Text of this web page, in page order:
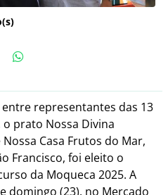
representantes das 13
prato Nossa Divina
Casa Frutos do Mar,
Francisco, foi eleito o
da Moqueca 2025. A
domingo (23), no Mercado